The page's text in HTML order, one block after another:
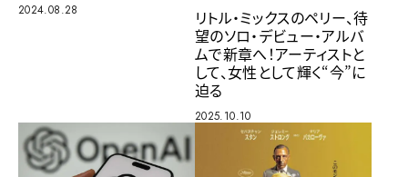
2024.08.28
リトル・ミックスのペリー、待
望のソロ・デビュー・アルバ
ムで新章へ！アーティストと
して、女性として輝く“今”に
迫る
2025.10.10